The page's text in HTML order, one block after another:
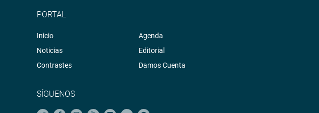
PORTAL
Inicio
Noticias
Contrastes
Agenda
Editorial
Damos Cuenta
SÍGUENOS